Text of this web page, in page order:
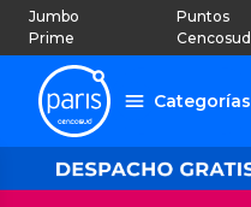
Jumbo
Prime
Puntos
Cencosud
Categorías